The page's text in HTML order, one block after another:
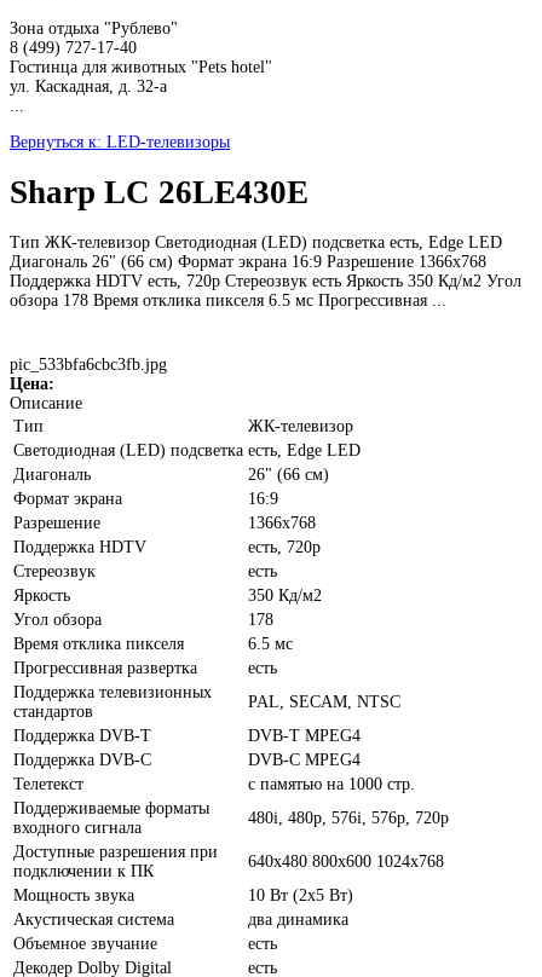
Зона отдыха "Рублево"
8 (499) 727-17-40
Гостинца для животных "Рets hotel"
ул. Каскадная, д. 32-а
Вернуться к: LED-телевизоры
Sharp LC 26LE430E
Тип ЖК-телевизор Светодиодная (LED) подсветка есть, Edge LED
Диагональ 26" (66 см) Формат экрана 16:9 Разрешение 1366x768
Поддержка HDTV есть, 720p Стереозвук есть Яркость 350 Кд/м2 Угол
обзора 178 Время отклика пикселя 6.5 мс Прогрессивная ...
pic_533bfa6cbc3fb.jpg
Цена:
Описание
Тип
ЖК-телевизор
Светодиодная (LED) подсветка есть, Edge LED
Диагональ
26" (66 см)
Формат экрана
16:9
Разрешение
1366x768
Поддержка HDTV
есть, 720p
Стереозвук
есть
Яркость
350 Кд/м2
Угол обзора
178
Время отклика пикселя
6.5 мс
Прогрессивная развертка
есть
Поддержка телевизионных
стандартов
PAL, SECAM, NTSC
Поддержка DVB-T
DVB-T MPEG4
Поддержка DVB-C
DVB-C MPEG4
Телетекст
с памятью на 1000 стр.
Поддерживаемые форматы
входного сигнала
480i, 480p, 576i, 576p, 720p
Доступные разрешения при
подключении к ПК
640x480 800x600 1024x768
Мощность звука
10 Вт (2х5 Вт)
Акустическая система
два динамика
Объемное звучание
есть
Декодер Dolby Digital
есть